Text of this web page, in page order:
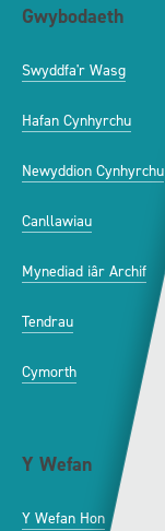
Gwybodaeth
Swyddfa'r Wasg
Hafan Cynhyrchu
Newyddion Cynhyrchu
Canllawiau
Mynediad iâr Archif
Tendrau
Cymorth
Y Wefan
Y Wefan Hon